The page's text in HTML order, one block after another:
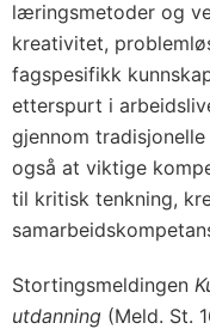
læringsmetoder og
kreativitet,
fagspesifikk
etterspurt i
gjennom
også at viktige
til kritisk tenkning,
Stortingsmeldingen
utdanning (Meld. St.